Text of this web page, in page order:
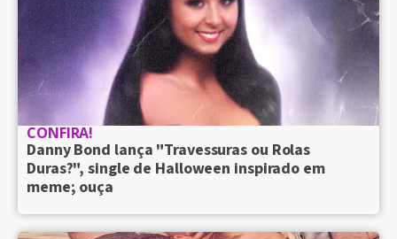
CONFIRA!
Danny Bond lança "Travessuras ou Rolas
Duras?", single de Halloween inspirado em
meme; ouça